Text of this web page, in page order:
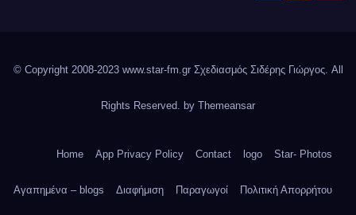
© Copyright 2008-2023 www.star-fm.gr Σχεδιασμός Σιδέρης Γιώργος. All
Rights Reserved. by Themeansar
Home App Privacy Policy Contact logo Star- Photos
Αγαπημένα – blogs Διαφήμιση Παραγωγοί Πολιτική Απορρήτου